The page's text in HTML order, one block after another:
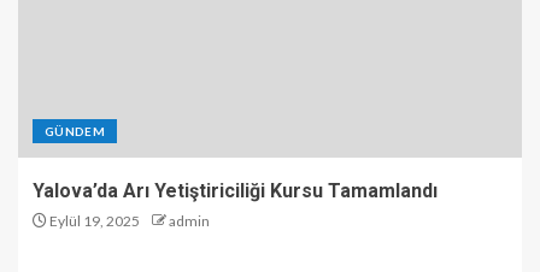
GÜNDEM
Yalova’da Arı Yetiştiriciliği Kursu Tamamlandı
Eylül 19, 2025 admin